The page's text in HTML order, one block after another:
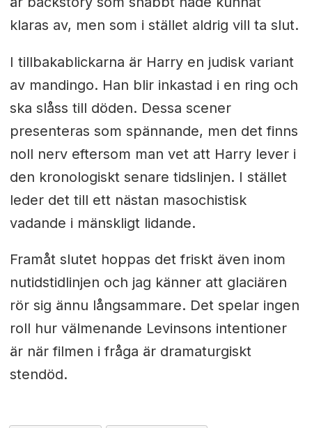
klaras av, men som i stället aldrig vill ta slut.
I tillbakablickarna är Harry en judisk variant
av mandingo. Han blir inkastad i en ring och
ska slåss till döden. Dessa scener
presenteras som spännande, men det finns
noll nerv eftersom man vet att Harry lever i
den kronologiskt senare tidslinjen. I stället
leder det till ett nästan masochistisk
vadande i mänskligt lidande.
Framåt slutet hoppas det friskt även inom
nutidstidlinjen och jag känner att glaciären
rör sig ännu långsammare. Det spelar ingen
roll hur välmenande Levinsons intentioner
är när filmen i fråga är dramaturgiskt
stendöd.